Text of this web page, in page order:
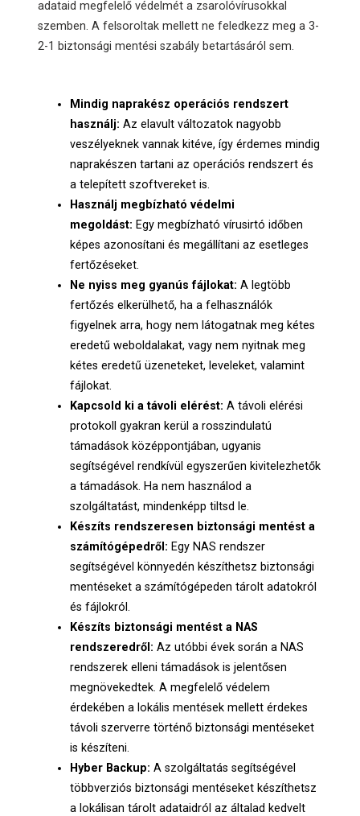
adataid megfelelő védelmét a zsarolóvírusokkal
szemben. A felsoroltak mellett ne feledkezz meg a 3-
2-1 biztonsági mentési szabály betartásáról sem.
Mindig naprakész operációs rendszert
használj: Az elavult változatok nagyobb
veszélyeknek vannak kitéve, így érdemes mindig
naprakészen tartani az operációs rendszert és
a telepített szoftvereket is.
Használj megbízható védelmi
megoldást: Egy megbízható vírusirtó időben
képes azonosítani és megállítani az esetleges
fertőzéseket.
Ne nyiss meg gyanús fájlokat: A legtöbb
fertőzés elkerülhető, ha a felhasználók
figyelnek arra, hogy nem látogatnak meg kétes
eredetű weboldalakat, vagy nem nyitnak meg
kétes eredetű üzeneteket, leveleket, valamint
fájlokat.
Kapcsold ki a távoli elérést: A távoli elérési
protokoll gyakran kerül a rosszindulatú
támadások középpontjában, ugyanis
segítségével rendkívül egyszerűen kivitelezhetők
a támadások. Ha nem használod a
szolgáltatást, mindenképp tiltsd le.
Készíts rendszeresen biztonsági mentést a
számítógépedről: Egy NAS rendszer
segítségével könnyedén készíthetsz biztonsági
mentéseket a számítógépeden tárolt adatokról
és fájlokról.
Készíts biztonsági mentést a NAS
rendszeredről: Az utóbbi évek során a NAS
rendszerek elleni támadások is jelentősen
megnövekedtek. A megfelelő védelem
érdekében a lokális mentések mellett érdekes
távoli szerverre történő biztonsági mentéseket
is készíteni.
Hyber Backup: A szolgáltatás segítségével
többverziós biztonsági mentéseket készíthetsz
a lokálisan tárolt adataidról az általad kedvelt